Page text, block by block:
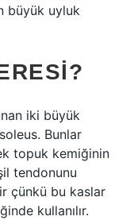
büyük uyluk
iki büyük
Bunlar
topuk kemiğinin
tendonunu
çünkü bu kaslar
kullanılır.